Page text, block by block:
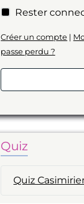
Rester
Créer un compte |
passe perdu ?
Quiz
Quiz